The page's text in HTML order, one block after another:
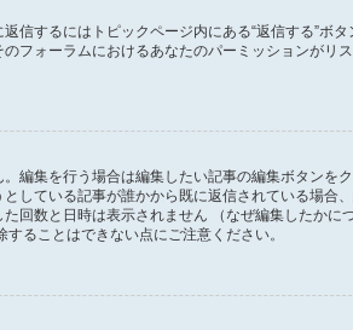
するにはトピックページ内にある“返信する”ボ
フォーラムにおけるあなたのパーミッションがリ
編集を行う場合は編集したい記事の編集ボタンを
している記事が誰かから既に返信されている場合
回数と日時は表示されません （なぜ編集したかに
ることはできない点にご注意ください。